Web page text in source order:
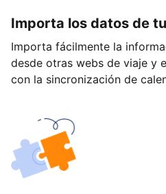
Importa los datos de
Importa fácilmente la
desde otras webs de viaje y
con la sincronización de